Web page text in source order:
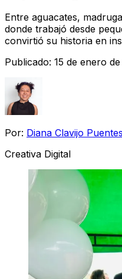
Entre aguacates,
donde trabajó desde
convirtió su historia en
Publicado: 15 de enero
Por: Diana Clavijo Puentes
Creativa Digital